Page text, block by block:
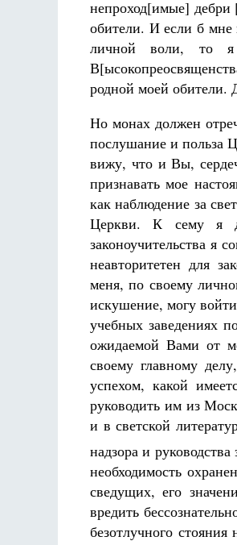
непроход[имые] дебри
обители. И если б мне
личной воли, то
родной моей обители.
Но монах должен
послушание и польза
вижу, что и Вы,
признавать мое
как наблюдение за
Церкви. К сему я
законоучительства я
неавторитетен для
меня, по своему
искушение, могу
учебных заведениях
ожидаемой Вами от
своему главному
успехом, какой
руководить им из
и в светской
надзора и
необходимость
сведущих, его
вредить
безотлучного